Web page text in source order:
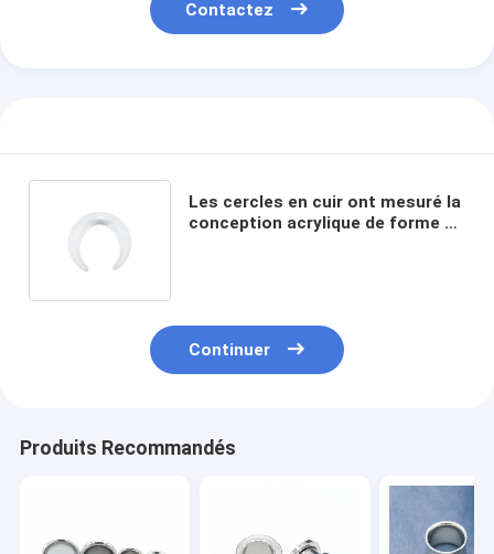
Contactez
Les cercles en cuir ont mesuré la
conception acrylique de forme de
Continuer
Produits Recommandés